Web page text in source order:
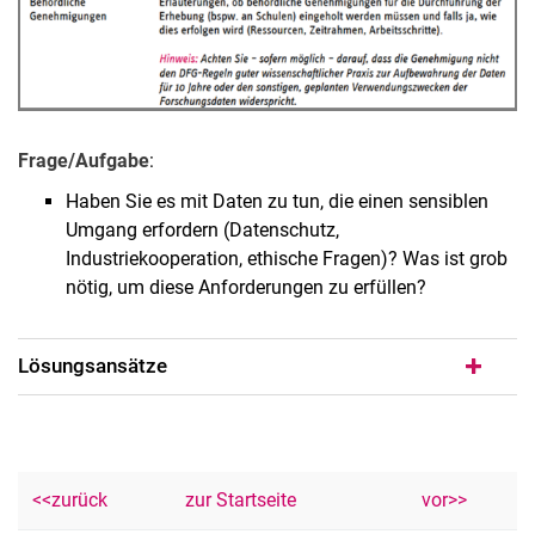
Frage/Aufgabe:
Haben Sie es mit Daten zu tun, die einen sensiblen
Umgang erfordern (Datenschutz,
Industriekooperation, ethische Fragen)? Was ist grob
nötig, um diese Anforderungen zu erfüllen?
Lösungsansätze
<<zurück zur Startseite vor>>